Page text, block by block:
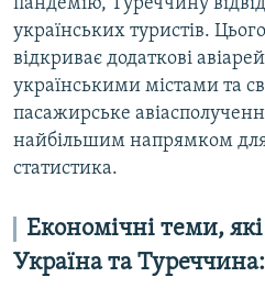
українських туристів.
відкриває додаткові
українськими містами та
пасажирське
найбільшим напрямком
статистика.
Економічні теми,
Україна та Туреччина: